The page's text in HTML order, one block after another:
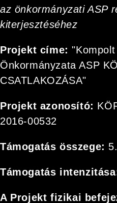
az önkormányzati ASP
kiterjesztéséhez
Projekt címe:
Önkormányzata ASP
CSATLAKOZÁSA"
Projekt azonosító:
2016-00532
Támogatás összege:
Támogatás
A Projekt fizikai